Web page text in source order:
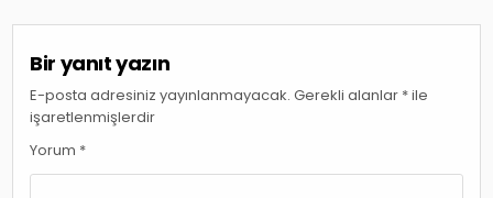
Bir yanıt yazın
E-posta adresiniz yayınlanmayacak. Gerekli alanlar *ile
işaretlenmişlerdir
Yorum *